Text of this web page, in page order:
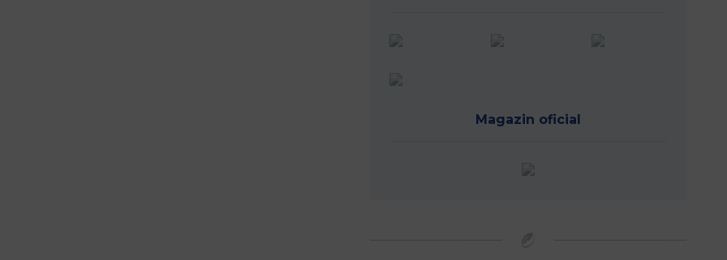
Magazin oficial